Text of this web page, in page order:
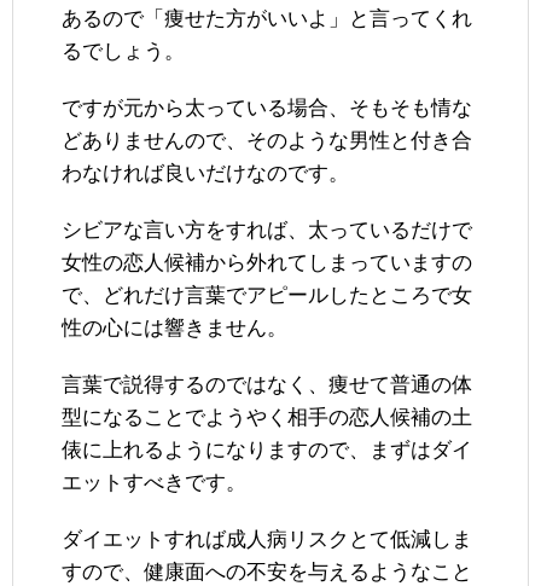
あるので「痩せた方がいいよ」と言ってくれ
るでしょう。
ですが元から太っている場合、そもそも情な
どありませんので、そのような男性と付き合
わなければ良いだけなのです。
シビアな言い方をすれば、太っているだけで
女性の恋人候補から外れてしまっていますの
で、どれだけ言葉でアピールしたところで女
性の心には響きません。
言葉で説得するのではなく、痩せて普通の体
型になることでようやく相手の恋人候補の土
俵に上れるようになりますので、まずはダイ
エットすべきです。
ダイエットすれば成人病リスクとて低減しま
すので、健康面への不安を与えるようなこと